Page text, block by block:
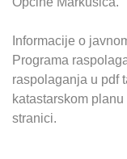
Informacije o
Programa
raspolaganja u pdf
katastarskom
stranici.